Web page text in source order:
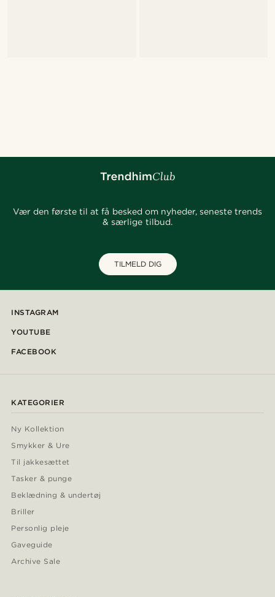
Vær den første til at få besked om nyheder, seneste trends
& særlige tilbud.
TILMELD DIG
INSTAGRAM
YOUTUBE
FACEBOOK
KATEGORIER
Ny Kollektion
Smykker & Ure
Til jakkesættet
Tasker & punge
Beklædning & undertøj
Briller
Personlig pleje
Gaveguide
Archive Sale